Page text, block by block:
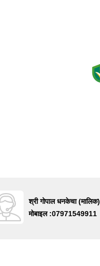
श्री गोपाल धनकेचा(मालिक)
मोबाइल :07971549911